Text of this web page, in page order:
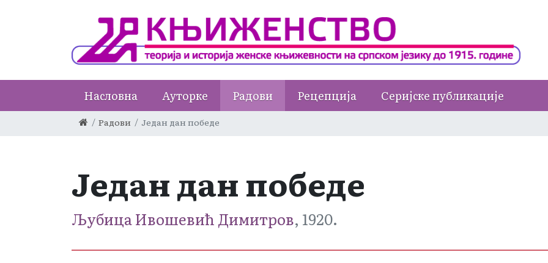
Насловна Ауторке Радови Рецепција Серијске публикације
Радови Један дан победе
Један дан победе
Љубица Ивошевић Димитров, 1920.